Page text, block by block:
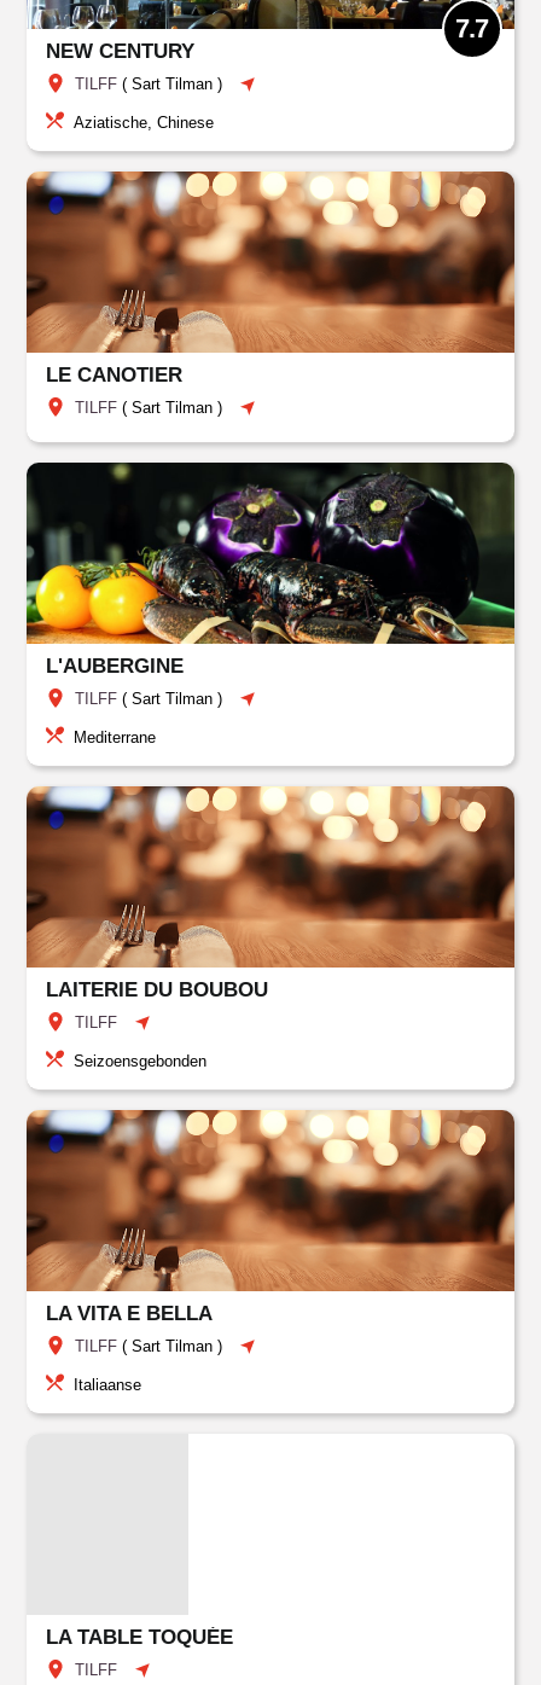
NEW CENTURY
TILFF (Sart Tilman )
7.7
Aziatische, Chinese
LE CANOTIER
TILFF (Sart Tilman )
L'AUBERGINE
TILFF (Sart Tilman )
Mediterrane
LAITERIE DU BOUBOU
TILFF
Seizoensgebonden
LA VITA E BELLA
TILFF (Sart Tilman )
Italiaanse
LA TABLE TOQUÉE
TILFF